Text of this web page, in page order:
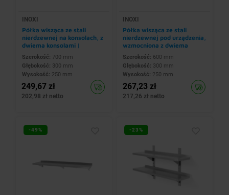
INOXI
Półka wisząca ze stali
nierdzewnej na konsolach, z
dwiema konsolami |
700x300x(h)250 mm
Szerokość: 700 mm
Głębokość: 300 mm
Wysokość: 250 mm
249,67 zł
202,98 zł netto
INOXI
Półka wisząca ze stali
nierdzewnej pod urządzenia,
wzmocniona z dwiema
konsolami |
600x300x(h)250 mm
Szerokość: 600 mm
Głębokość: 300 mm
Wysokość: 250 mm
267,23 zł
217,26 zł netto
-49% -23%